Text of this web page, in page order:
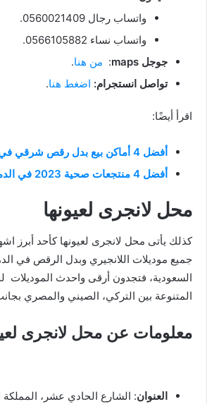
واتساب رجال 0560021409.
واتساب نساء 0566105882.
جوجل maps
: من هنا.
تواصل انستجرام: اضغط هنا.
اقرأ أيضًا:
أفضل 4 أماكن بيع بدل رقص شرقي في الرياض
أفضل 4 منتجعات صحية 2023 في الدمام
محل لانجرى لعيونها
كذلك يأتى محل لانجرى لعيونها كأحد أبرز
جميع موديلات اللانجيري وبدل الرقص في
السعودية، فتجدون أرقى واحدث الموديلات
المتنوعة بين التركي، الصيني والمصري
معلومات عن محل لانجرى
العنوان: الشارع الحادي عشر، المملكة